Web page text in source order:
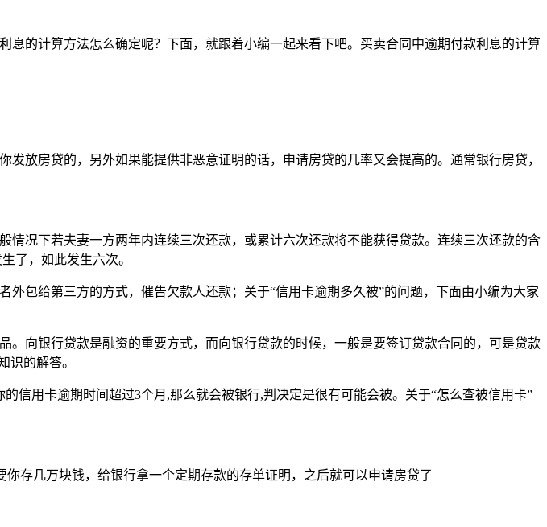
的计算方法怎么确定呢？下面，就跟着小编一起来看下吧。买卖合同中逾期付款利息的计算
放房贷的，另外如果能提供非恶意证明的话，申请房贷的几率又会提高的。通常银行房贷，
况下若夫妻一方两年内连续三次还款，或累计六次还款将不能获得贷款。连续三次还款的含
了，如此发生六次。
包给第三方的方式，催告欠款人还款；关于“信用卡逾期多久被”的问题，下面由小编为大家
向银行贷款是融资的重要方式，而向银行贷款的时候，一般是要签订贷款合同的，可是贷款
识的解答。
信用卡逾期时间超过3个月,那么就会被银行,判决定是很有可能会被。关于“怎么查被信用卡”
存几万块钱，给银行拿一个定期存款的存单证明，之后就可以申请房贷了